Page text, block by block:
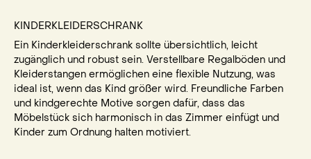
KINDERKLEIDERSCHRANK
Ein Kinderkleiderschrank sollte übersichtlich, leicht
zugänglich und robust sein. Verstellbare Regalböden und
Kleiderstangen ermöglichen eine flexible Nutzung, was
ideal ist, wenn das Kind größer wird. Freundliche Farben
und kindgerechte Motive sorgen dafür, dass das
Möbelstück sich harmonisch in das Zimmer einfügt und
Kinder zum Ordnung halten motiviert.